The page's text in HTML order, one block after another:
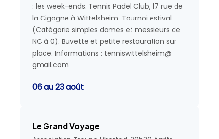
: les week-ends. Tennis Padel Club, 17 rue de
la Cigogne à Wittelsheim. Tournoi estival
(Catégorie simples dames et messieurs de
NC à 0). Buvette et petite restauration sur
place. Informations : tenniswittelsheim@
gmail.com
06 au 23 août
Le Grand Voyage